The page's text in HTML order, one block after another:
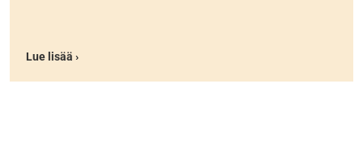
Lue lisää ›